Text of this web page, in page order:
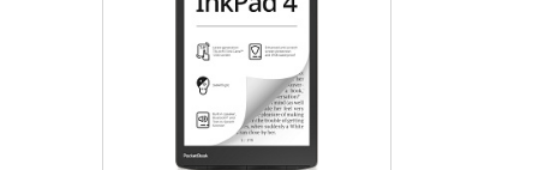
ДОБАВИТЬ В КОРЗИНУ
КУПИТЬ В 1 КЛИК